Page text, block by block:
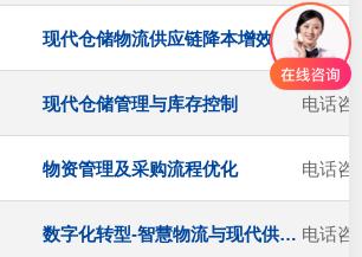
现代仓储物流供应链降本增效实训 电话咨
现代仓储管理与库存控制 电话咨
物资管理及采购流程优化 电话咨
数字化转型-智慧物流与现代供应链的构建 电话咨